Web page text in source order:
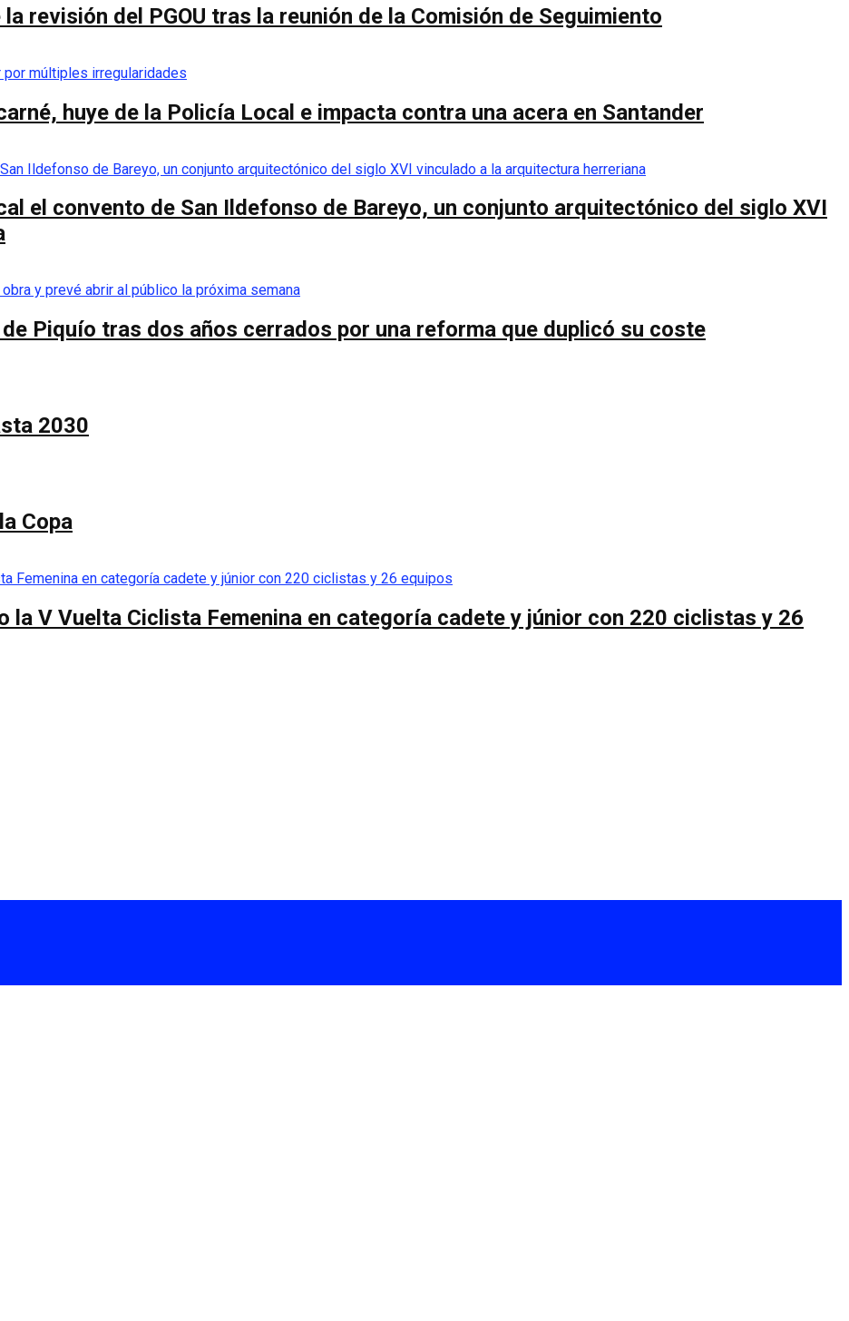
revisión del PGOU tras la reunión de la Comisión de Seguimiento
huye de la Policía Local e impacta contra una acera en Santander
el convento de San Ildefonso de Bareyo, un conjunto arquitectónico del siglo XVI
Piquío tras dos años cerrados por una reforma que duplicó su coste
2030
Copa
la V Vuelta Ciclista Femenina en categoría cadete y júnior con 220 ciclistas y 26